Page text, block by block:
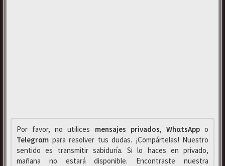
Por favor, no utilices mensajes privados, WhαtsAppo
Telegrαm para resolver tus dudas. ¡Compártelas! Nuestro
sentido es transmitir sabiduría. Si lo haces en privado,
mañana no estará disponible. Encontraste nuestra